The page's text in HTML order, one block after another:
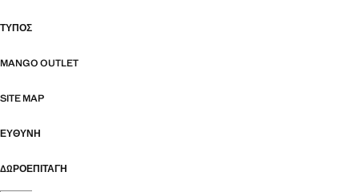
ΤΎΠΟΣ
MANGO OUTLET
SITE MAP
ΕΥΘΥΝΗ
ΔΩΡΟΕΠΙΤΑΓΉ